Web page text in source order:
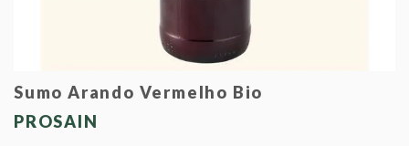
Sumo Arando Vermelho Bio
PROSAIN